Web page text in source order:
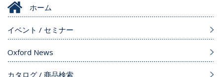
ホーム
イベント / セミナー
Oxford News
カタログ / 商品検索